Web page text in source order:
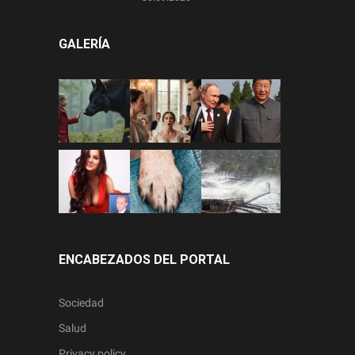
GALERÍA
ENCABEZADOS DEL PORTAL
Sociedad
Salud